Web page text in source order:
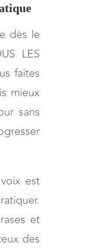
dès le
LES
faites
mieux
sans
est
et
des